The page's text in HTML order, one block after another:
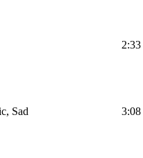
2:33
Sad 3:08